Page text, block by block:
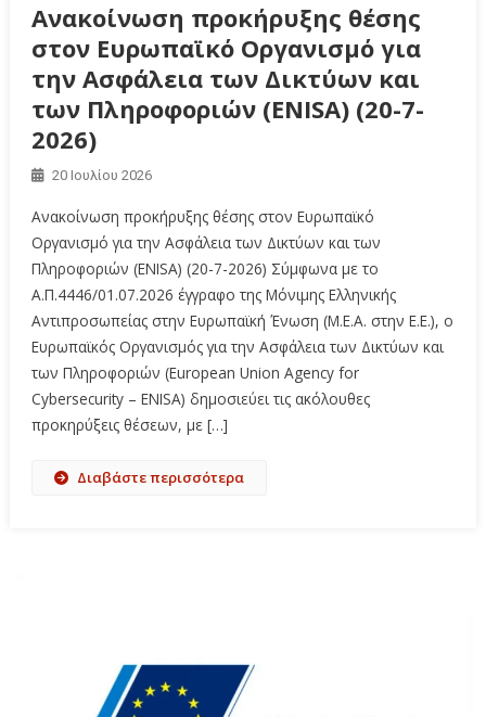
Ανακοίνωση προκήρυξης θέσης
στον Ευρωπαϊκό Οργανισμό για
την Ασφάλεια των Δικτύων και
των Πληροφοριών (ENISA) (20-7-
2026)
20 Ιουλίου 2026
Ανακοίνωση προκήρυξης θέσης στον Ευρωπαϊκό
Οργανισμό για την Ασφάλεια των Δικτύων και των
Πληροφοριών (ENISA) (20-7-2026) Σύμφωνα με το
Α.Π.4446/01.07.2026 έγγραφο της Μόνιμης Ελληνικής
Αντιπροσωπείας στην Ευρωπαϊκή Ένωση (Μ.Ε.Α. στην Ε.Ε.), ο
Ευρωπαϊκός Οργανισμός για την Ασφάλεια των Δικτύων και
των Πληροφοριών (European Union Agency for
Cybersecurity – ENISA) δημοσιεύει τις ακόλουθες
προκηρύξεις θέσεων, με […]
Διαβάστε περισσότερα